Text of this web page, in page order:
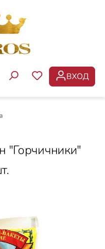
У ВАС ЕСТЬ
ВХОД
"Горчичники"